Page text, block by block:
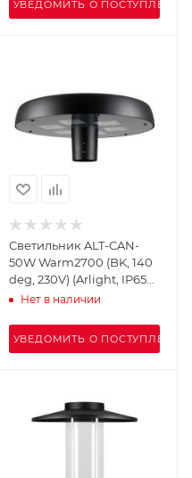
УВЕДОМИТЬ О ПОСТУПЛЕНИИ
Светильник ALT-CAN-
50W Warm2700 (BK, 140
deg, 230V) (Arlight, IP65
Металл, 5 лет)
Нет в наличии
УВЕДОМИТЬ О ПОСТУПЛЕНИИ